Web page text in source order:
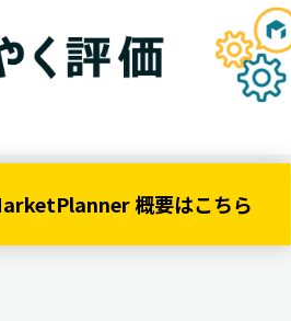
概要はこちら